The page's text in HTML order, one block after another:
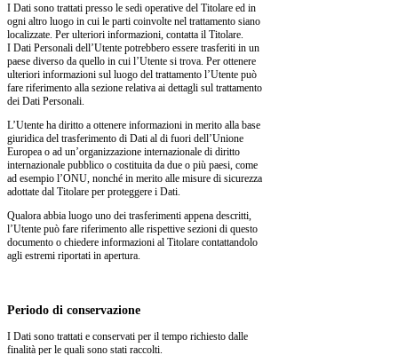
I Dati sono trattati presso le sedi operative del Titolare ed in
ogni altro luogo in cui le parti coinvolte nel trattamento siano
localizzate. Per ulteriori informazioni, contatta il Titolare.
I Dati Personali dell’Utente potrebbero essere trasferiti in un
paese diverso da quello in cui l’Utente si trova. Per ottenere
ulteriori informazioni sul luogo del trattamento l’Utente può
fare riferimento alla sezione relativa ai dettagli sul trattamento
dei Dati Personali.
L’Utente ha diritto a ottenere informazioni in merito alla base
giuridica del trasferimento di Dati al di fuori dell’Unione
Europea o ad un’organizzazione internazionale di diritto
internazionale pubblico o costituita da due o più paesi, come
ad esempio l’ONU, nonché in merito alle misure di sicurezza
adottate dal Titolare per proteggere i Dati.
Qualora abbia luogo uno dei trasferimenti appena descritti,
l’Utente può fare riferimento alle rispettive sezioni di questo
documento o chiedere informazioni al Titolare contattandolo
agli estremi riportati in apertura.
Periodo di conservazione
I Dati sono trattati e conservati per il tempo richiesto dalle
finalità per le quali sono stati raccolti.